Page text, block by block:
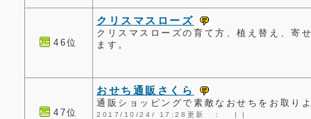
46位
クリスマスローズ
クリスマスローズの育て方、植え替え、寄
ます。
47位
おせち通販さくら
通販ショッピングで素敵なおせちをお取り
2017/10/24/ 17:28更新 ： | |